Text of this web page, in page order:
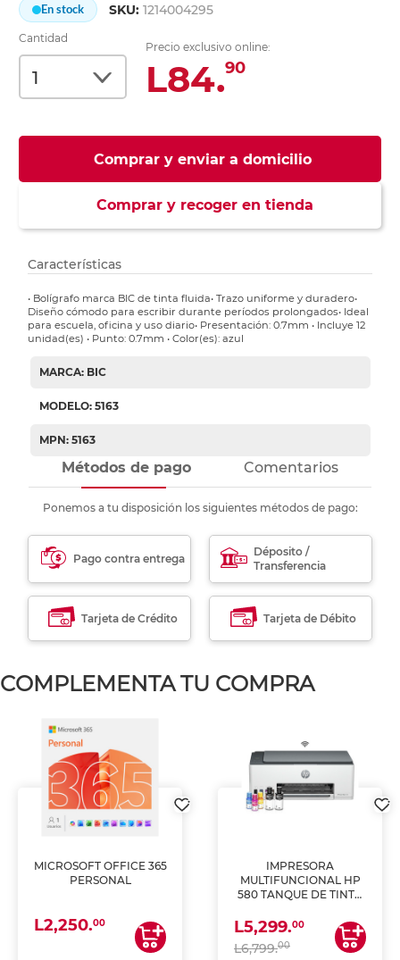
En stock SKU:1214004295
Cantidad
Precio exclusivo online:
L84.90
Comprar y enviar a domicilio
Comprar y recoger en tienda
Características
• Bolígrafo marca BIC de tinta fluida• Trazo uniforme y duradero•
Diseño cómodo para escribir durante períodos prolongados• Ideal
para escuela, oficina y uso diario• Presentación: 0.7mm • Incluye 12
unidad(es) • Punto: 0.7mm • Color(es): azul
MARCA: BIC
MODELO: 5163
MPN: 5163
Métodos de pago Comentarios
Ponemos a tu disposición los siguientes métodos de pago:
Pago contra entrega
Déposito /
Transferencia
Tarjeta de Crédito Tarjeta de Débito
COMPLEMENTA TU COMPRA
MICROSOFT OFFICE 365
PERSONAL
L2,250.00
IMPRESORA
MULTIFUNCIONAL HP
580 TANQUE DE TINTA
ESCANEA)
L5,299.00
L6,799.00